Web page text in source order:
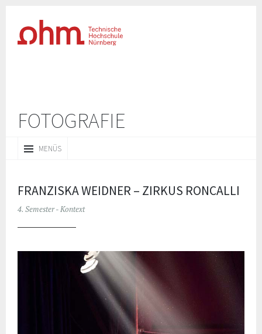
FOTOGRAFIE
MENÜS
INHALT
FRANZISKA WEIDNER – ZIRKUS RONCALLI
4. Semester - Kontext